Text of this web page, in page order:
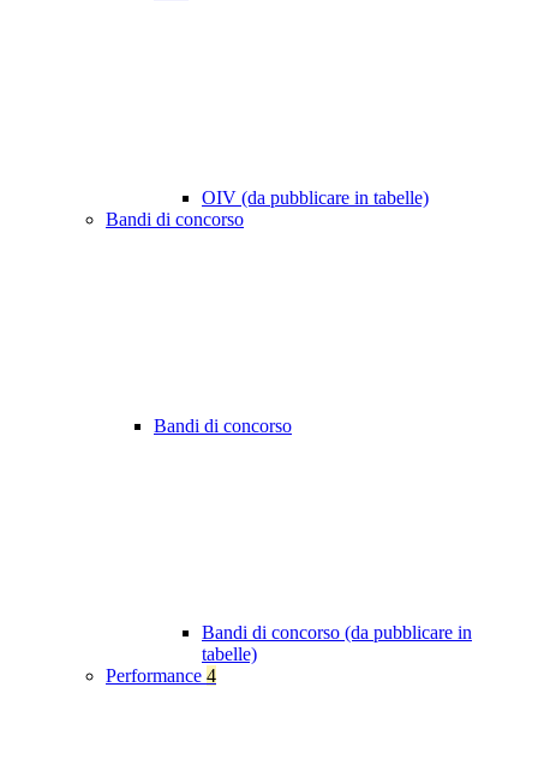
OIV (da pubblicare in tabelle)
Bandi di concorso
Bandi di concorso
Bandi di concorso (da pubblicare in
tabelle)
Performance 4